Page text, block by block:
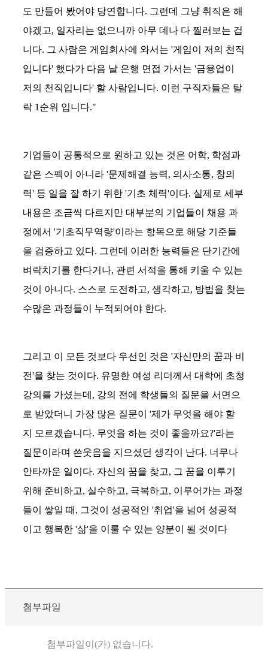
도 만들어 봤어야 당연합니다. 그런데 그냥 취직은 해
야겠고, 일자리는 없으니까 아무 데나 다 찔러보는 겁
니다. 그 사람은 게임회사에 와서는 '게임이 저의 천직
입니다' 했다가 다음 날 은행 면접 가서는 '금융업이
저의 천직입니다' 할 사람입니다. 이런 구직자들은 탈
락 1순위 입니다."
기업들이 공통적으로 원하고 있는 것은 어학, 학점과
같은 스펙이 아니라 '문제해결 능력, 의사소통, 창의
력' 등 일을 잘 하기 위한 '기초 체력'이다. 실제로 세부
내용은 조금씩 다르지만 대부분의 기업들이 채용 과
정에서 '기초직무역량'이라는 항목으로 해당 기준들
을 검증하고 있다. 그런데 이러한 능력들은 단기간에
벼락치기를 한다거나, 관련 서적을 통해 키울 수 있는
것이 아니다. 스스로 도전하고, 생각하고, 방법을 찾는
수많은 과정들이 누적되어야 한다.
그리고 이 모든 것보다 우선인 것은 '자신만의 꿈과 비
전'을 찾는 것이다. 유명한 여성 리더께서 대학에 초청
강의를 가셨는데, 강의 전에 학생들의 질문을 서면으
로 받았더니 가장 많은 질문이 '제가 무엇을 해야 할
지 모르겠습니다. 무엇을 하는 것이 좋을까요?'라는
질문이라며 쓴웃음을 지으셨던 생각이 난다. 너무나
안타까운 일이다. 자신의 꿈을 찾고, 그 꿈을 이루기
위해 준비하고, 실수하고, 극복하고, 이루어가는 과정
들이 쌓일 때, 그것이 성공적인 '취업'을 넘어 성공적
이고 행복한 '삶'을 이룰 수 있는 양분이 될 것이다
첨부파일
첨부파일이(가) 없습니다.